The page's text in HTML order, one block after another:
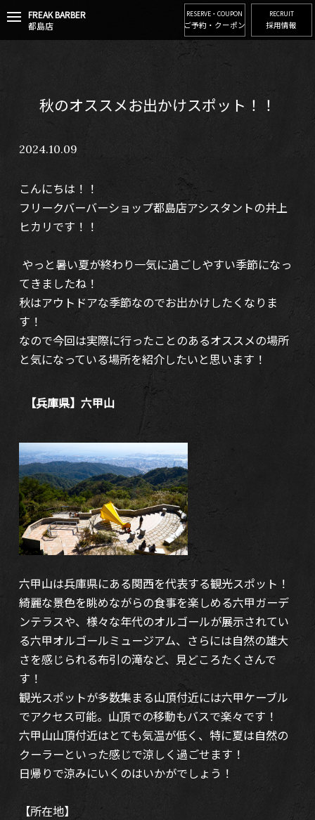
FREAK BARBER
都島店
RESERVE・COUPON
ご予約・クーポン
RECRUIT
採用情報
秋のオススメお出かけスポット！！
2024.10.09
こんにちは！！
フリークバーバーショップ都島店アシスタントの井上
ヒカリです！！
やっと暑い夏が終わり一気に過ごしやすい季節になっ
てきましたね！
秋はアウトドアな季節なのでお出かけしたくなりま
す！
なので今回は実際に行ったことのあるオススメの場所
と気になっている場所を紹介したいと思います！
【兵庫県】六甲山
六甲山は兵庫県にある関西を代表する観光スポット！
綺麗な景色を眺めながらの食事を楽しめる六甲ガーデ
ンテラスや、様々な年代のオルゴールが展示されてい
る六甲オルゴールミュージアム、さらには自然の雄大
さを感じられる布引の滝など、見どころたくさんで
す！
観光スポットが多数集まる山頂付近には六甲ケーブル
でアクセス可能。山頂での移動もバスで楽々です！
六甲山山頂付近はとても気温が低く、特に夏は自然の
クーラーといった感じで涼しく過ごせます！
日帰りで涼みにいくのはいかがでしょう！
【所在地】
t
g